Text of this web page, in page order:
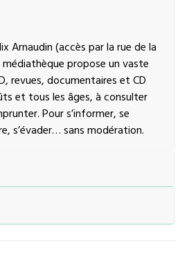
Arnaudin (accès par la rue de la
médiathèque propose un vaste
revues, documentaires et CD
et tous les âges, à consulter
Pour s’informer, se
s’évader… sans modération.